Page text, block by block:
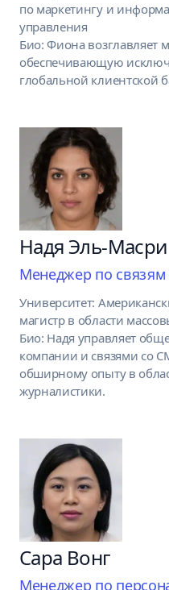
по маркетингу и
управления
Био: Фиона возглавляет
обеспечивающую
глобальной клиентской
Надя Эль-Масри
Менеджер по
Университет:
магистр в области
Био: Надя управляет
компании и связями со
обширному опыту в
журналистики.
Сара Вонг
Менеджер по